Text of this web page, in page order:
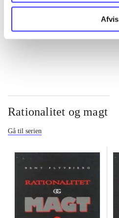
Afvis
...
Rationalitet og magt
Gå til serien